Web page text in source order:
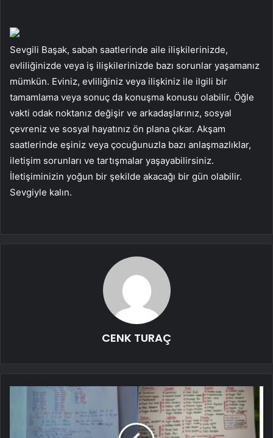
Sevgili Başak, sabah saatlerinde aile ilişkilerinizde,
evliliğinizde veya iş ilişkilerinizde bazı sorunlar yaşamanız
mümkün. Eviniz, evliliğiniz veya ilişkiniz ile ilgili bir
tamamlama veya sonuç da konuşma konusu olabilir. Öğle
vakti odak noktanız değişir ve arkadaşlarınız, sosyal
çevreniz ve sosyal hayatınız ön plana çıkar. Akşam
saatlerinde eşiniz veya çocuğunuzla bazı anlaşmazlıklar,
iletişim sorunları ve tartışmalar yaşayabilirsiniz.
İletişiminizin yoğun bir şekilde akacağı bir gün olabilir.
Sevgiyle kalın.
CENK TURAÇ